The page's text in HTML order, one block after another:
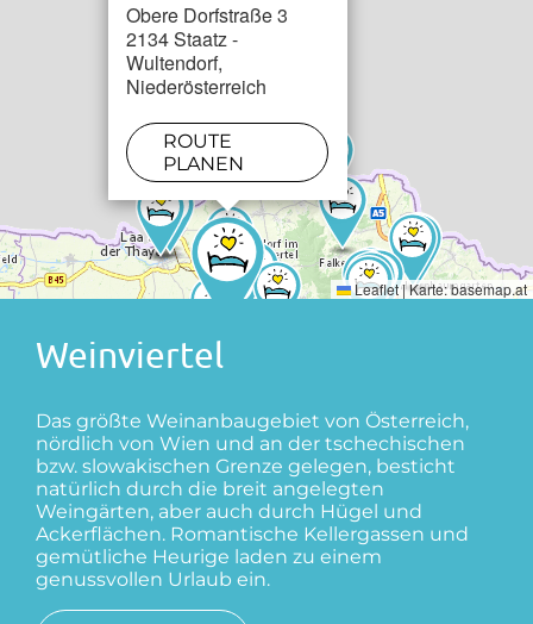
Obere Dorfstraße 3
2134 Staatz -
Wultendorf,
Niederösterreich
ROUTE
PLANEN
Leaflet|Karte:basemap.at
Weinviertel
Das größte Weinanbaugebiet von Österreich,
nördlich von Wien und an der tschechischen
bzw. slowakischen Grenze gelegen, besticht
natürlich durch die breit angelegten
Weingärten, aber auch durch Hügel und
Ackerflächen. Romantische Kellergassen und
gemütliche Heurige laden zu einem
genussvollen Urlaub ein.